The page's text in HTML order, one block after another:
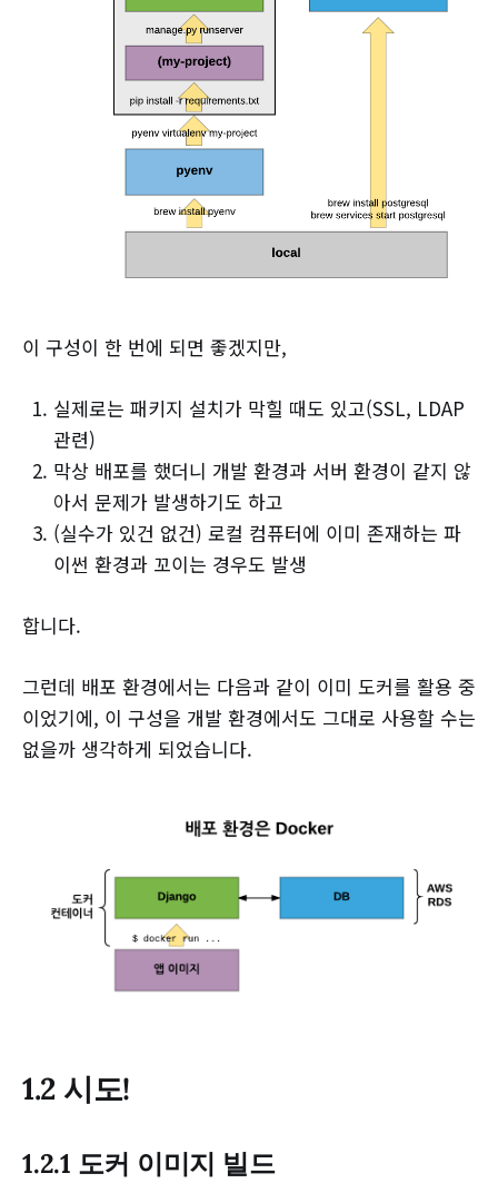
이 구성이 한 번에 되면 좋겠지만,
실제로는 패키지 설치가 막힐 때도 있고(SSL, LDAP
관련)
막상 배포를 했더니 개발 환경과 서버 환경이 같지 않
아서 문제가 발생하기도 하고
(실수가 있건 없건) 로컬 컴퓨터에 이미 존재하는 파
이썬 환경과 꼬이는 경우도 발생
합니다.
그런데 배포 환경에서는 다음과 같이 이미 도커를 활용 중
이었기에, 이 구성을 개발 환경에서도 그대로 사용할 수는
없을까 생각하게 되었습니다.
1.2 시도!
1.2.1 도커 이미지 빌드